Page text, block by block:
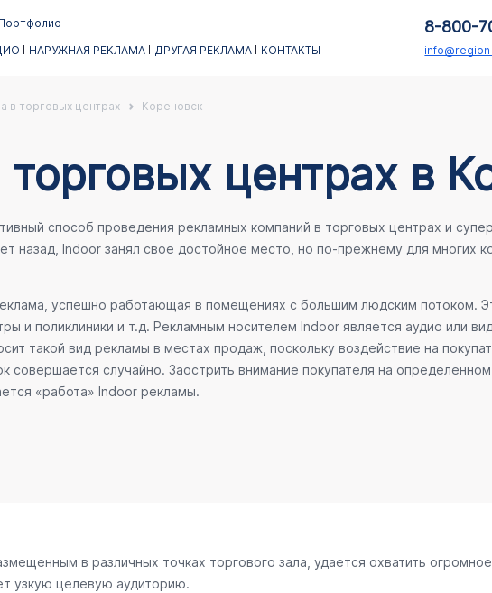
Портфолио
НАРУЖНАЯ РЕКЛАМА ДРУГАЯ РЕКЛАМА КОНТАКТЫ
8-800-
в торговых центрах Кореновск
центрах в
способ проведения рекламных компаний в торговых центрах и
назад, Indoor занял свое достойное место, но по-прежнему для многих
успешно работающая в помещениях с большим людским потоком.
и поликлиники и т.д. Рекламным носителем Indoor является аудио или
такой вид рекламы в местах продаж, поскольку воздействие на
совершается случайно. Заострить внимание покупателя на
«работа» Indoor рекламы.
в различных точках торгового зала, удается охватить
узкую целевую аудиторию.